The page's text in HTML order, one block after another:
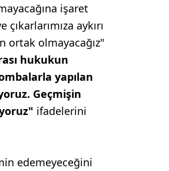
işaret
aykırı
ortak olmayacağız"
hukukun
yapılan
Geçmişin
ifadelerini
edemeyeceğini